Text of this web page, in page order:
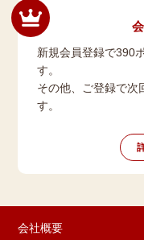
新規会員登録で390
す。
その他、ご登録で次
す。
会社概要